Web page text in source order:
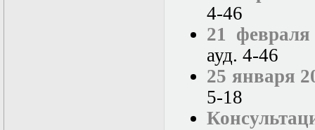
4-46
21
ауд. 4-46
25 января
5-18